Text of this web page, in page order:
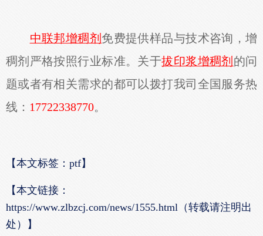
中联邦增稠剂 免费提供样品与技术咨询，增
稠剂严格按照行业标准。关于拔印浆增稠剂 的问
题或者有相关需求的都可以拨打我司全国服务热
线： 17722338770。
【本文标签：ptf】
【本文链接：
https://www.zlbzcj.com/news/1555.html（转载请注明出
处）】